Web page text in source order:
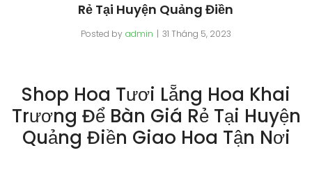
Rẻ Tại Huyện Quảng Điền
Posted by admin 31 Tháng 5, 2023
Shop Hoa Tươi Lẵng Hoa Khai
Trương Để Bàn Giá Rẻ Tại Huyện
Quảng Điền Giao Hoa Tận Nơi